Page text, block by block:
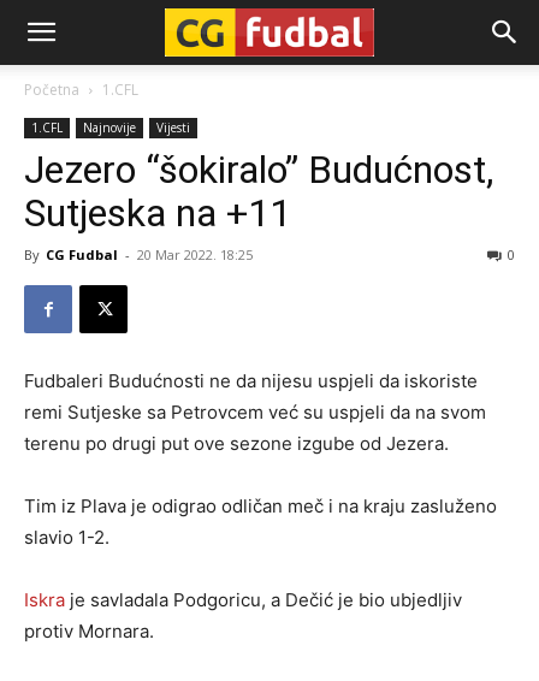
CG-
Fudbal
Početna 1.CFL
1.CFL Najnovije Vijesti
Jezero “šokiralo” Budućnost,
Sutjeska na +11
By CG Fudbal - 20 Mar 2022. 18:25 0
Fudbaleri Budućnosti ne da nijesu uspjeli da iskoriste
remi Sutjeske sa Petrovcem već su uspjeli da na svom
terenu po drugi put ove sezone izgube od Jezera.
Tim iz Plava je odigrao odličan meč i na kraju zasluženo
slavio 1-2.
Iskra je savladala Podgoricu, a Dečić je bio ubjedljiv
protiv Mornara.